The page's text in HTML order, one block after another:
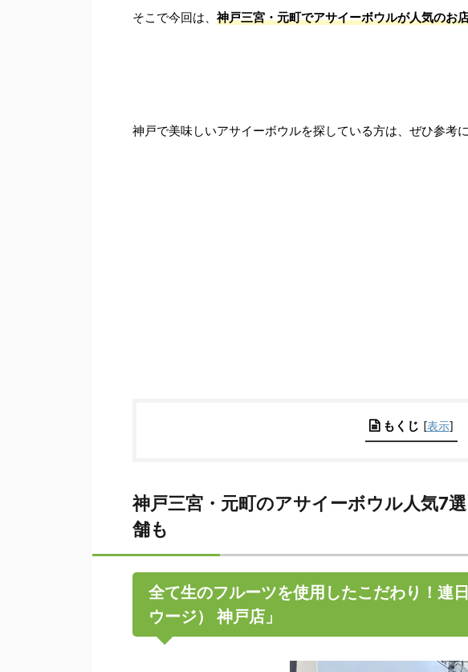
そこで今回は、 神戸三宮・元町でアサイーボウルが人気のお
神戸で美味しいアサイーボウルを探している方は、ぜひ参考
もくじ [表示]
神戸三宮・元町のアサイーボウル人気7
舗も
全て生のフルーツを使用したこだわり！連
ウージ） 神戸店」